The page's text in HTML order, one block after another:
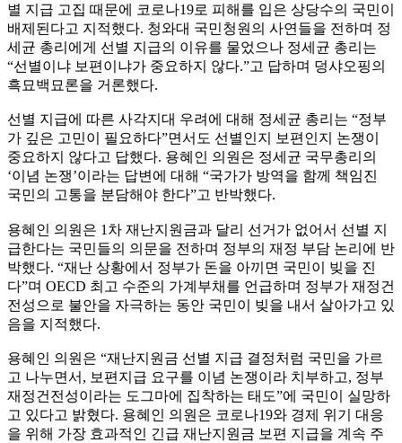
별 지급 고집 때문에 코로나19로 피해를 입은 상당수의 국민이
배제된다고 지적했다. 청와대 국민청원의 사연들을 전하며 정
세균 총리에게 선별 지급의 이유를 물었으나 정세균 총리는
“선별이냐 보편이냐가 중요하지 않다.”고 답하며 덩샤오핑의
흑묘백묘론을 거론했다.
선별 지급에 따른 사각지대 우려에 대해 정세균 총리는 “정부
가 깊은 고민이 필요하다”면서도 선별인지 보편인지 논쟁이
중요하지 않다고 답했다. 용혜인 의원은 정세균 국무총리의
‘이념 논쟁’이라는 답변에 대해 “국가가 방역을 함께 책임진
국민의 고통을 분담해야 한다”고 반박했다.
용혜인 의원은 1 차 재난지원금과 달리 선거가 없어서 선별 지
급한다는 국민들의 의문을 전하며 정부의 재정 부담 논리에 반
박했다. “재난 상황에서 정부가 돈을 아끼면 국민이 빚을 진
다”며 OECD 최고 수준의 가계부채를 언급하며 정부가 재정건
전성으로 불안을 자극하는 동안 국민이 빚을 내서 살아가고 있
음을 지적했다.
용혜인 의원은 “재난지원금 선별 지급 결정처럼 국민을 가르
고 나누면서 , 보편지급 요구를 이념 논쟁이라 치부하고, 정부
재정건전성이라는 도그마에 집착하는 태도”에 국민이 실망하
고 있다고 밝혔다. 용혜인 의원은 코로나19와 경제 위기 대응
을 위해 가장 효과적인 긴급 재난지원금 보편 지급을 계속 주